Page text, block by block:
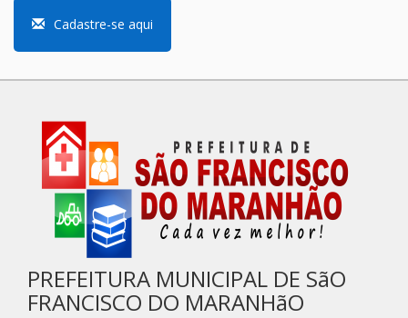
Cadastre-se aqui
PREFEITURA MUNICIPAL DE SãO
FRANCISCO DO MARANHãO